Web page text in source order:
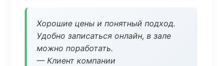
Хорошие цены и понятный подход.
Удобно записаться онлайн, в зале
можно поработать.
— Клиент компании